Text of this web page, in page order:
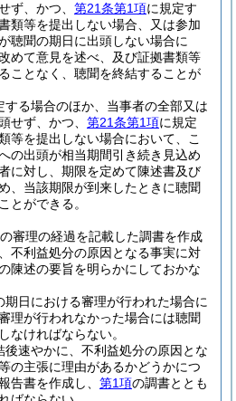
ず、かつ、 第21条第1項に規定す
類等を提出しない場合、又は参加
聴聞の期日に出頭しない場合に
めて意見を述べ、及び証拠書類等
ことなく、聴聞を終結することが
する場合のほか、当事者の全部又は
せず、かつ、 第21条第1項に規定
等を提出しない場合において、こ
の出頭が相当期間引き続き見込め
に対し、期限を定めて陳述書及び
、当該期限が到来したときに聴聞
とができる。
審理の経過を記載した調書を作成
不利益処分の原因となる事実に対
陳述の要旨を明らかにしておかな
期日における審理が行われた場合に
理が行われなかった場合には聴聞
なければならない。
後速やかに、不利益処分の原因とな
の主張に理由があるかどうかにつ
告書を作成し、 第1項の調書ととも